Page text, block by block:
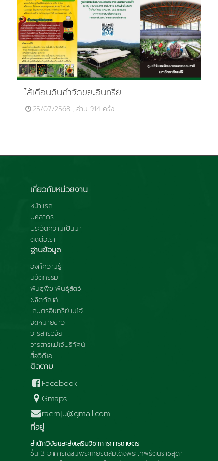
ไส้เดือนดินกำจัดขยะอินทรีย์
25/07/2568 , อ่าน 914 ครั้ง
เกี่ยวกับหน่วยงาน
หน้าแรก
บุคลากร
ประวัติความเป็นมา
ติดต่อเรา
ฐานข้อมูล
องค์ความรู้
นวัตกรรม
พันธุ์พืช พันธุ์สัตว์
ผลิตภัณฑ์
เกษตรอินทรีย์แม่โจ้
จดหมายข่าว
วารสารวิจัย
วารสารแม่โจ้ปริทัศน์
สื่อวีดีโอ
ติดตาม
Facebook
Gmaps
raemju@gmail.com
ที่อยู่
สำนักวิจัยและส่งเสริมวิชาการการเกษตร
ชั้น 3 อาคารเฉลิมพระเกียรติสมเด็จพระเทพรัตนราชสุดา